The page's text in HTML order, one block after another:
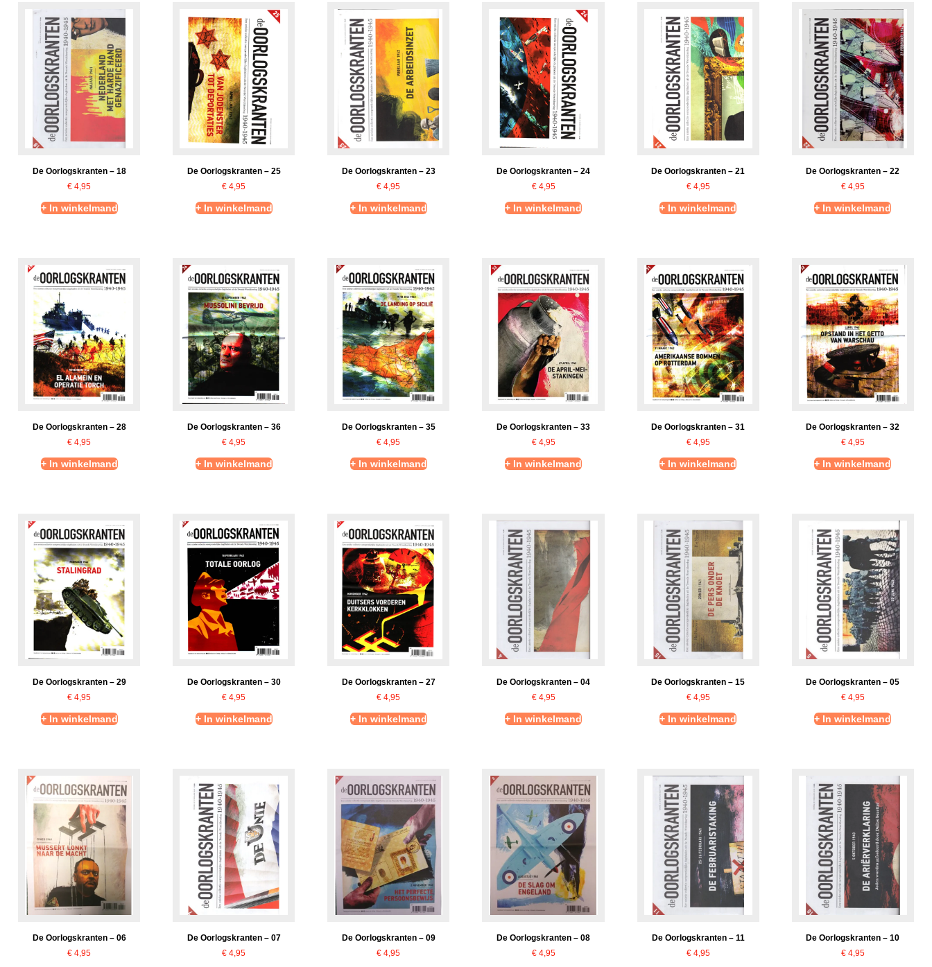
De Oorlogskranten – 18
€ 4,95
+ In winkelmand
De Oorlogskranten – 25
€ 4,95
+ In winkelmand
De Oorlogskranten – 23
€ 4,95
+ In winkelmand
De Oorlogskranten – 24
€4,95
+ In winkelmand
De Oorlogskranten – 21
€4,95
+ In winkelmand
De Oorlogskranten – 22
€4,95
+ In winkelmand
De Oorlogskranten – 28
€ 4,95
+ In winkelmand
De Oorlogskranten – 36
€ 4,95
+ In winkelmand
De Oorlogskranten – 35
€ 4,95
+ In winkelmand
De Oorlogskranten – 33
€4,95
+ In winkelmand
De Oorlogskranten – 31
€4,95
+ In winkelmand
De Oorlogskranten – 32
€4,95
+ In winkelmand
De Oorlogskranten – 29
€ 4,95
+ In winkelmand
De Oorlogskranten – 30
€ 4,95
+ In winkelmand
De Oorlogskranten – 27
€ 4,95
+ In winkelmand
De Oorlogskranten – 04
€4,95
+ In winkelmand
De Oorlogskranten – 15
€4,95
+ In winkelmand
De Oorlogskranten – 05
€4,95
+ In winkelmand
De Oorlogskranten – 06
€ 4,95
De Oorlogskranten – 07
€ 4,95
De Oorlogskranten – 09
€ 4,95
De Oorlogskranten – 08
€4,95
De Oorlogskranten – 11
€4,95
De Oorlogskranten – 10
€4,95